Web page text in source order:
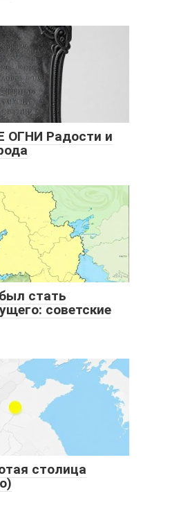
Радости и
стать
советские
столица